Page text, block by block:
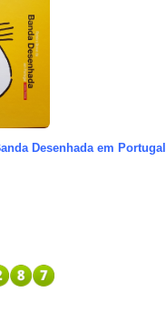
Desenhada em Portugal